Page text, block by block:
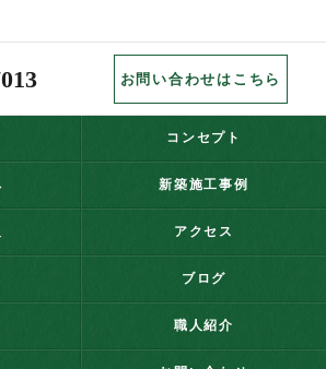
お問い合わせはこちら
コンセプト
新築施工事例
アクセス
ブログ
職人紹介